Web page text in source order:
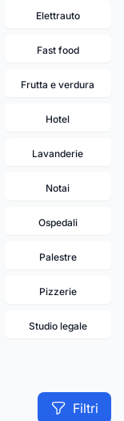
Elettrauto
Fast food
Frutta e verdura
Hotel
Lavanderie
Notai
Ospedali
Palestre
Pizzerie
Studio legale
Filtri